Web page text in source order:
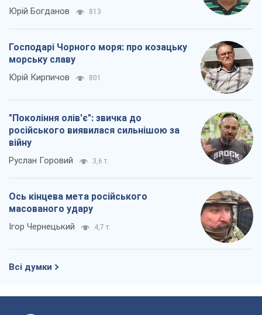
Юрій Богданов 813
Господарі Чорного моря: про козацьку
морську славу
Юрій Кирпичов 801
"Покоління олів'є": звичка до
російського виявилася сильнішою за
війну
Руслан Горовий 3,6 т.
Ось кінцева мета російського
масованого удару
Ігор Чернецький 4,7 т.
Всі думки